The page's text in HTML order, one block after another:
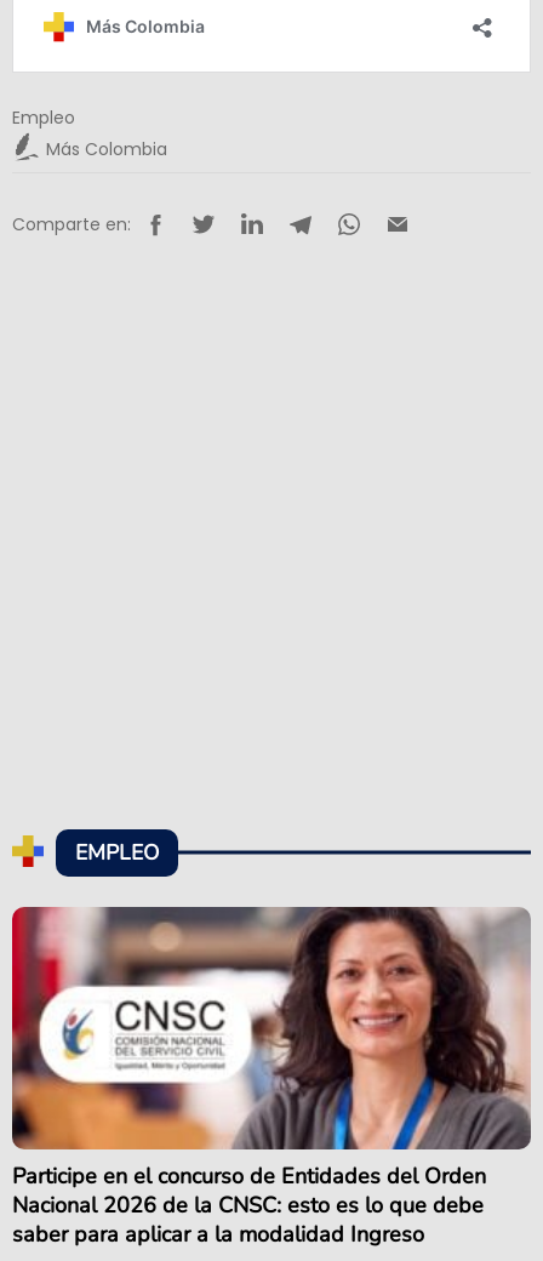
Empleo
Más Colombia
Comparte en:
EMPLEO
Participe en el concurso de Entidades del Orden
Nacional 2026 de la CNSC: esto es lo que debe
saber para aplicar a la modalidad Ingreso